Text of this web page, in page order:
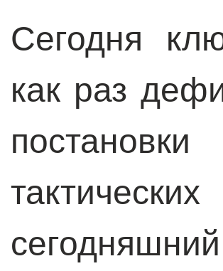
Сегодня
как раз